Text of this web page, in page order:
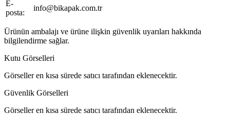
E-
posta:
info@bikapak.com.tr
Ürünün ambalajı ve ürüne ilişkin güvenlik uyarıları hakkında
bilgilendirme sağlar.
Kutu Görselleri
Görseller en kısa sürede satıcı tarafından eklenecektir.
Güvenlik Görselleri
Görseller en kısa sürede satıcı tarafından eklenecektir.